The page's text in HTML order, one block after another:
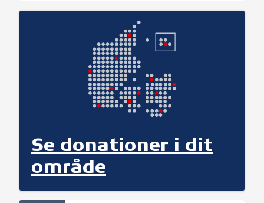
Se donationer i dit
område